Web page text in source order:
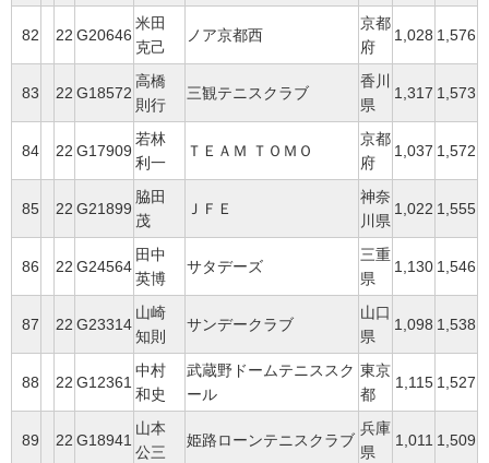
82 22 G20646
米田
克己
ノア京都西
京都
府
1,028 1,576
83 22 G18572
高橋
則行
三観テニスクラブ
香川
県
1,317 1,573
84 22 G17909
若林
利一
ＴＥＡＭ ＴＯＭＯ
京都
府
1,037 1,572
85 22 G21899
脇田
茂
ＪＦＥ
神奈
川県
1,022 1,555
86 22 G24564
田中
英博
サタデーズ
三重
県
1,130 1,546
87 22 G23314
山崎
知則
サンデークラブ
山口
県
1,098 1,538
88 22 G12361
中村
和史
武蔵野ドームテニススク
ール
東京
都
1,115 1,527
89 22 G18941
山本
公三
姫路ローンテニスクラブ
兵庫
県
1,011 1,509